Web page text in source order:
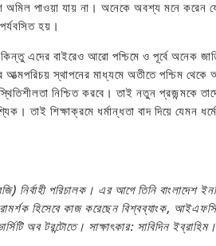
পাওয়া যায় না। অনেকে অবশ্য মনে করেন যে
হয়।
এদের বাইরেও আরো পশ্চিমে ও পূর্বে অনেক
স্থাপনের মাধ্যমে অতীতে পশ্চিম
নিশ্চিত করবে। তাই নতুন প্রজন্মকে
তাই শিক্ষাক্রমে ধর্মান্ধতা বাদ দিয়ে যেমন
পরিচালক। এর আগে তিনি বাংলাদেশ
পরামর্শক হিসেবে কাজ করেছেন বিশ্বব্যাংক,
অব টরন্টোতে। সাক্ষাৎকার: সাবিদিন